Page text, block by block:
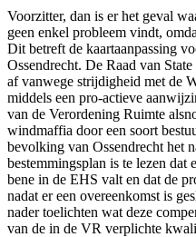
Voorzitter, dan is er het geval
geen enkel probleem vindt,
Dit betreft de kaartaanpassing
Ossendrecht. De Raad van
af vanwege strijdigheid met de
middels een pro-actieve
van de Verordening Ruimte
windmaffia door een soort
bevolking van Ossendrecht het
bestemmingsplan is te lezen dat
bene in de EHS valt en dat de
nadat er een overeenkomst is
nader toelichten wat deze
van de in de VR verplichte